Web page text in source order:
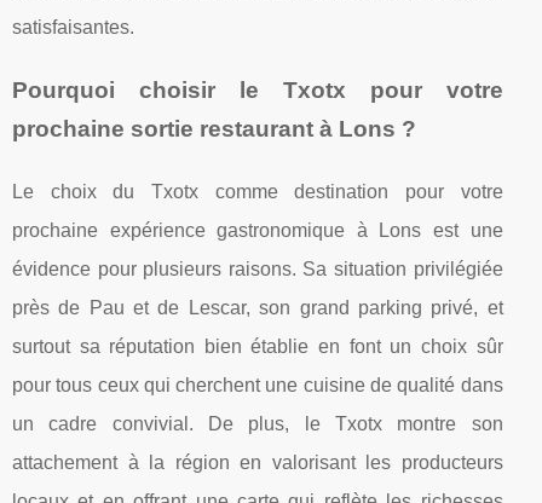
satisfaisantes.
Pourquoi choisir le Txotx pour votre
prochaine sortie restaurant à Lons ?
Le choix du Txotx comme destination pour votre
prochaine expérience gastronomique à Lons est une
évidence pour plusieurs raisons. Sa situation privilégiée
près de Pau et de Lescar, son grand parking privé, et
surtout sa réputation bien établie en font un choix sûr
pour tous ceux qui cherchent une cuisine de qualité dans
un cadre convivial. De plus, le Txotx montre son
attachement à la région en valorisant les producteurs